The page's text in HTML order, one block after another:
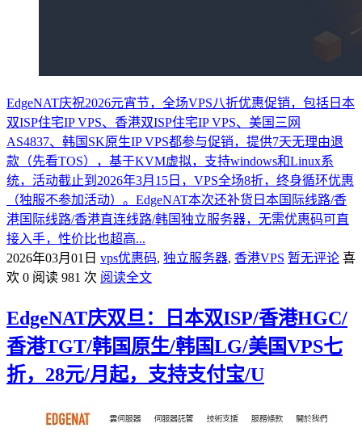
EdgeNAT庆祝2026元宵节，全场VPS八折优惠促销，包括日本
双ISP住宅IP VPS、香港双ISP住宅IP VPS、美国三网
AS4837、韩国SK原生IP VPS都参与促销，提供7天无理由退
款（先看TOS），基于KVM虚拟，支持windows和Linux系
统，活动截止到2026年3月15日，VPS全场8折，终身循环优惠
（独服不参加活动）。EdgeNAT本次还补货日本国际线路/香
港国际线路/香港直连线路/韩国独立服务器，无需优惠码可直
接入手，性价比也超高...
2026年03月01日 vps优惠码, 独立服务器, 香港VPS 暂无评论 喜
欢 0 阅读 981 次 阅读全文
EdgeNAT庆双旦：日本双ISP/香港HGC/
香港TGT/韩国原生/韩国LG/美国VPS七
折，28元/月起，支持支付宝/U